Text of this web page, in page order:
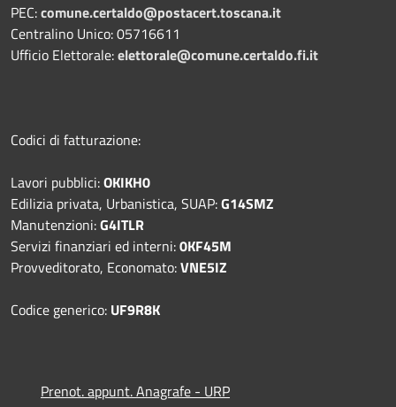
PEC:comune.certaldo@postacert.toscana.it
Centralino Unico: 05716611
Ufficio Elettorale:elettorale@comune.certaldo.fi.it
Codici di fatturazione:
Lavori pubblici:OKIKH0
Edilizia privata, Urbanistica, SUAP:G14SMZ
Manutenzioni:G4ITLR
Servizi finanziari ed interni:0KF45M
Provveditorato, Economato:VNE5IZ
Codice generico: UF9R8K
Prenot. appunt. Anagrafe - URP